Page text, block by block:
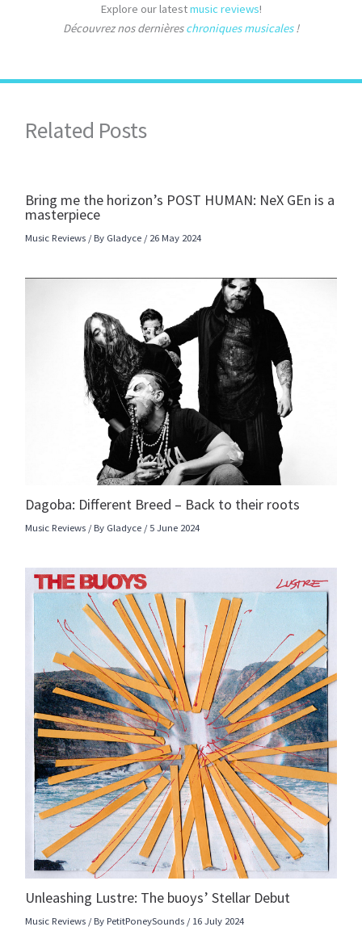
Explore our latestmusic reviews!
Découvrez nos dernièreschroniques musicales!
Related Posts
Bring me the horizon’s POST HUMAN: NeX GEn is a
masterpiece
Music Reviews / By Gladyce /26 May 2024
Dagoba: Different Breed – Back to their roots
Music Reviews / By Gladyce /5 June 2024
Unleashing Lustre: The buoys’ Stellar Debut
Music Reviews / ByPetitPoneySounds /16 July 2024